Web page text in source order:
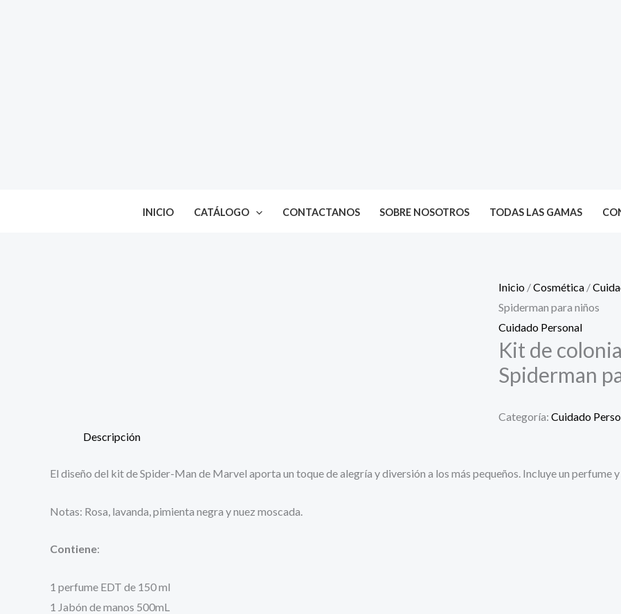
INICIO CATÁLOGO CONTACTANOS SOBRE NOSOTROS TODAS LAS GAMAS
Inicio /Cosmética /
Spiderman para niños
Cuidado Personal
Kit de
Spiderman
Categoría: Cuidado
Descripción
El diseño del kit de Spider-Man de Marvel aporta un toque de alegría y diversión a los más pequeños. Incluye un perfume
Notas: Rosa, lavanda, pimienta negra y nuez moscada.
Contiene:
1 perfume EDT de 150 ml
1 Jabón de manos 500mL